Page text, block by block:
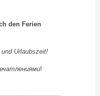
den Ferien
Urlaubszeit!
!